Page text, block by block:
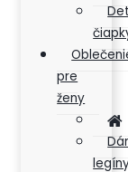
pre
ženy